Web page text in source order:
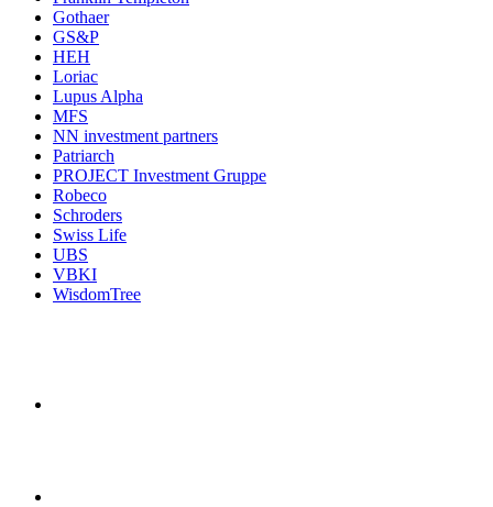
Gothaer
GS&P
HEH
Loriac
Lupus Alpha
MFS
NN investment partners
Patriarch
PROJECT Investment Gruppe
Robeco
Schroders
Swiss Life
UBS
VBKI
WisdomTree